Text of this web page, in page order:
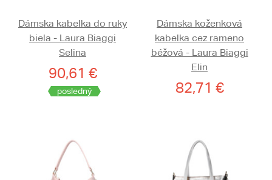
Dámska kabelka do ruky
biela - Laura Biaggi
Selina
90,61 €
posledný
Dámska koženková
kabelka cez rameno
béžová - Laura Biaggi
Elin
82,71 €